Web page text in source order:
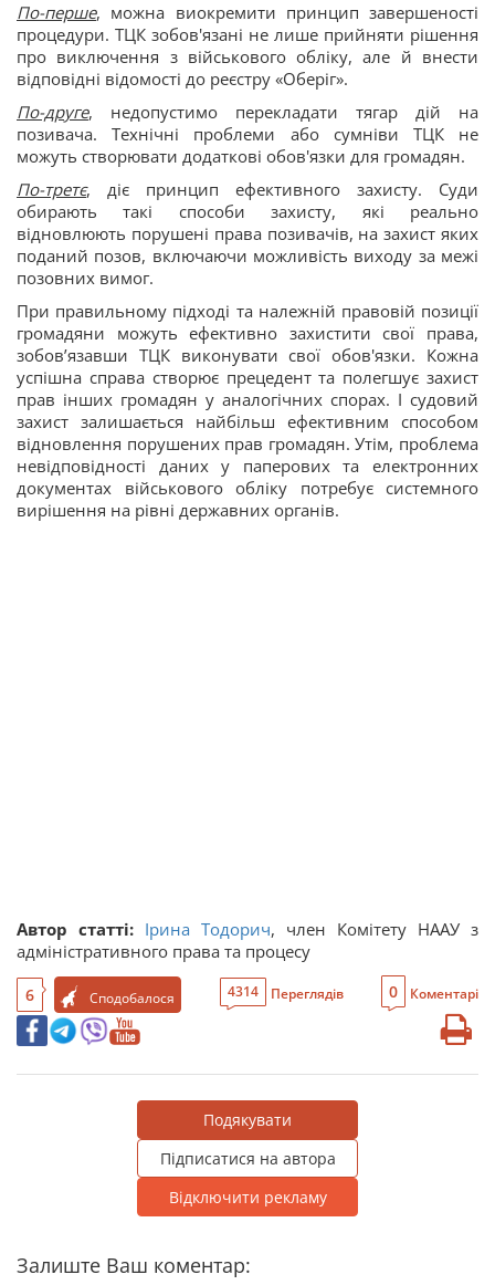
По-перше, можна виокремити принцип завершеності
процедури. ТЦК зобов'язані не лише прийняти рішення
про виключення з військового обліку, але й внести
відповідні відомості до реєстру «Оберіг».
По-друге, недопустимо перекладати тягар дій на
позивача. Технічні проблеми або сумніви ТЦК не
можуть створювати додаткові обов'язки для громадян.
По-третє, діє принцип ефективного захисту. Суди
обирають такі способи захисту, які реально
відновлюють порушені права позивачів, на захист яких
поданий позов, включаючи можливість виходу за межі
позовних вимог.
При правильному підході та належній правовій позиції
громадяни можуть ефективно захистити свої права,
зобов’язавши ТЦК виконувати свої обов'язки. Кожна
успішна справа створює прецедент та полегшує захист
прав інших громадян у аналогічних спорах. І судовий
захист залишається найбільш ефективним способом
відновлення порушених прав громадян. Утім, проблема
невідповідності даних у паперових та електронних
документах військового обліку потребує системного
вирішення на рівні державних органів.
Автор статті: Ірина Тодорич, член Комітету НААУ з
адміністративного права та процесу
6 Сподобалося 4314 Переглядів 0 Коментарі
Подякувати
Підписатися на автора
Відключити рекламу
Залиште Ваш коментар: